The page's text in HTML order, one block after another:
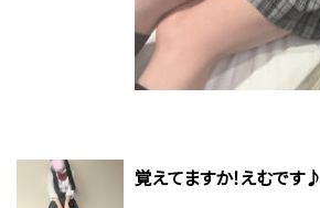
覚えてますか！えむです♪